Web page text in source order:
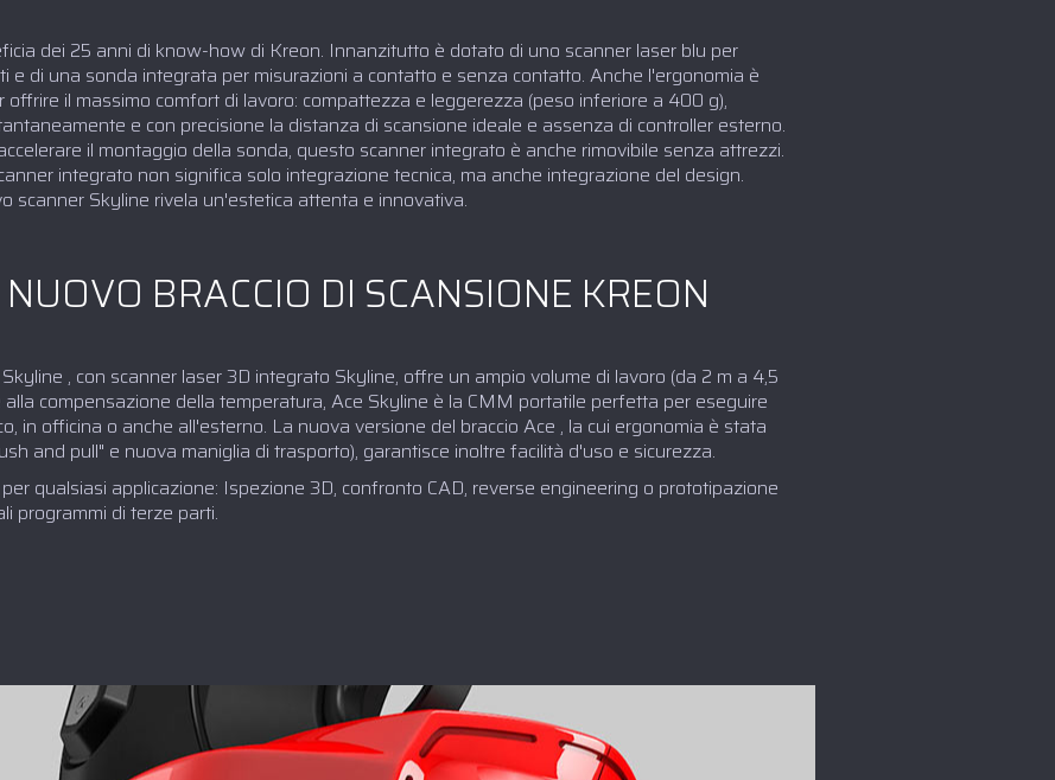
dei 25 anni di know-how di Kreon. Innanzitutto è dotato di uno scanner laser blu per
e di una sonda integrata per misurazioni a contatto e senza contatto. Anche l'ergonomia è
il massimo comfort di lavoro: compattezza e leggerezza (peso inferiore a 400 g),
e con precisione la distanza di scansione ideale e assenza di controller esterno.
il montaggio della sonda, questo scanner integrato è anche rimovibile senza attrezzi.
integrato non significa solo integrazione tecnica, ma anche integrazione del design.
scanner Skyline rivela un'estetica attenta e innovativa.
BRACCIO DI SCANSIONE KREON
, con scanner laser 3D integrato Skyline, offre un ampio volume di lavoro (da 2 m a 4,5
compensazione della temperatura, Ace Skyline è la CMM portatile perfetta per eseguire
in officina o anche all'esterno. La nuova versione del braccio Ace , la cui ergonomia è stata
and pull" e nuova maniglia di trasporto), garantisce inoltre facilità d'uso e sicurezza.
qualsiasi applicazione: Ispezione 3D, confronto CAD, reverse engineering o prototipazione
programmi di terze parti.